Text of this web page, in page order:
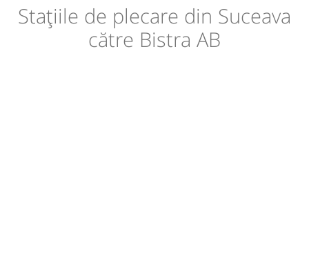
Stațiile de plecare din Suceava
către Bistra AB